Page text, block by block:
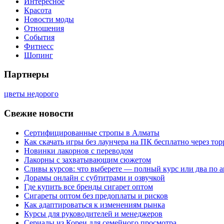
Красота
Новости моды
Отношения
События
Фитнесс
Шопинг
Партнеры
цветы недорого
Свежие новости
Сертифицированные стропы в Алматы
Как скачать игры без лаунчера на ПК бесплатно через
Новинки лакорнов с переводом
Лакорны с захватывающим сюжетом
Сливы курсов: что выберете — полный курс или два по
Дорамы онлайн с субтитрами и озвучкой
Где купить все бренды сигарет оптом
Сигареты оптом без предоплаты и рисков
Как адаптироваться к изменениям рынка
Курсы для руководителей и менеджеров